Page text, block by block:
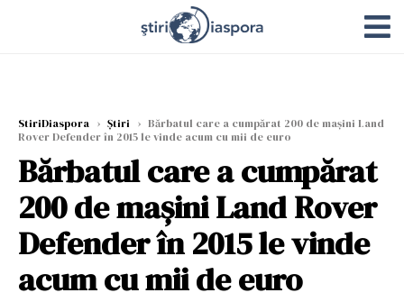
StiriDiaspora › Știri › Bărbatul care a cumpărat 200 de mașini Land
Rover Defender în 2015 le vinde acum cu mii de euro
Bărbatul care a cumpărat
200 de mașini Land Rover
Defender în 2015 le vinde
acum cu mii de euro